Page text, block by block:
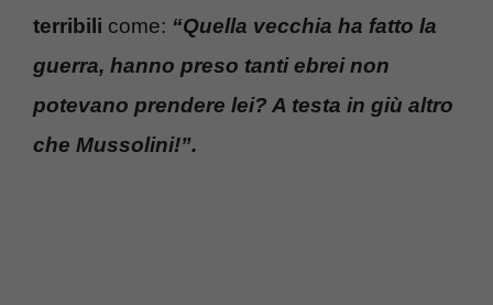
terribili come: “Quella vecchia ha fatto la
guerra, hanno preso tanti ebrei non
potevano prendere lei? A testa in giù altro
che Mussolini!”.